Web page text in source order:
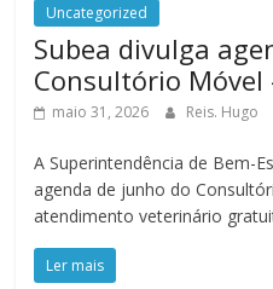
Uncategorized
Subea divulga
Consultório Móvel
maio 31, 2026 Reis. Hugo
A Superintendência de Bem-
agenda de junho do
atendimento veterinário
Ler mais